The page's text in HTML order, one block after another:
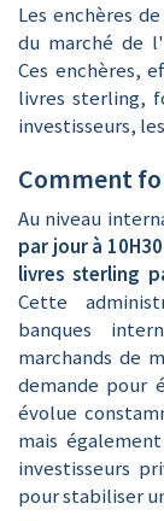
Les enchères
du marché de
Ces enchères,
livres sterling,
investisseurs,
Comment
Au niveau
par jour à
livres sterling
Cette
banques
marchands de
demande pour
évolue
mais
investisseurs
pour stabiliser